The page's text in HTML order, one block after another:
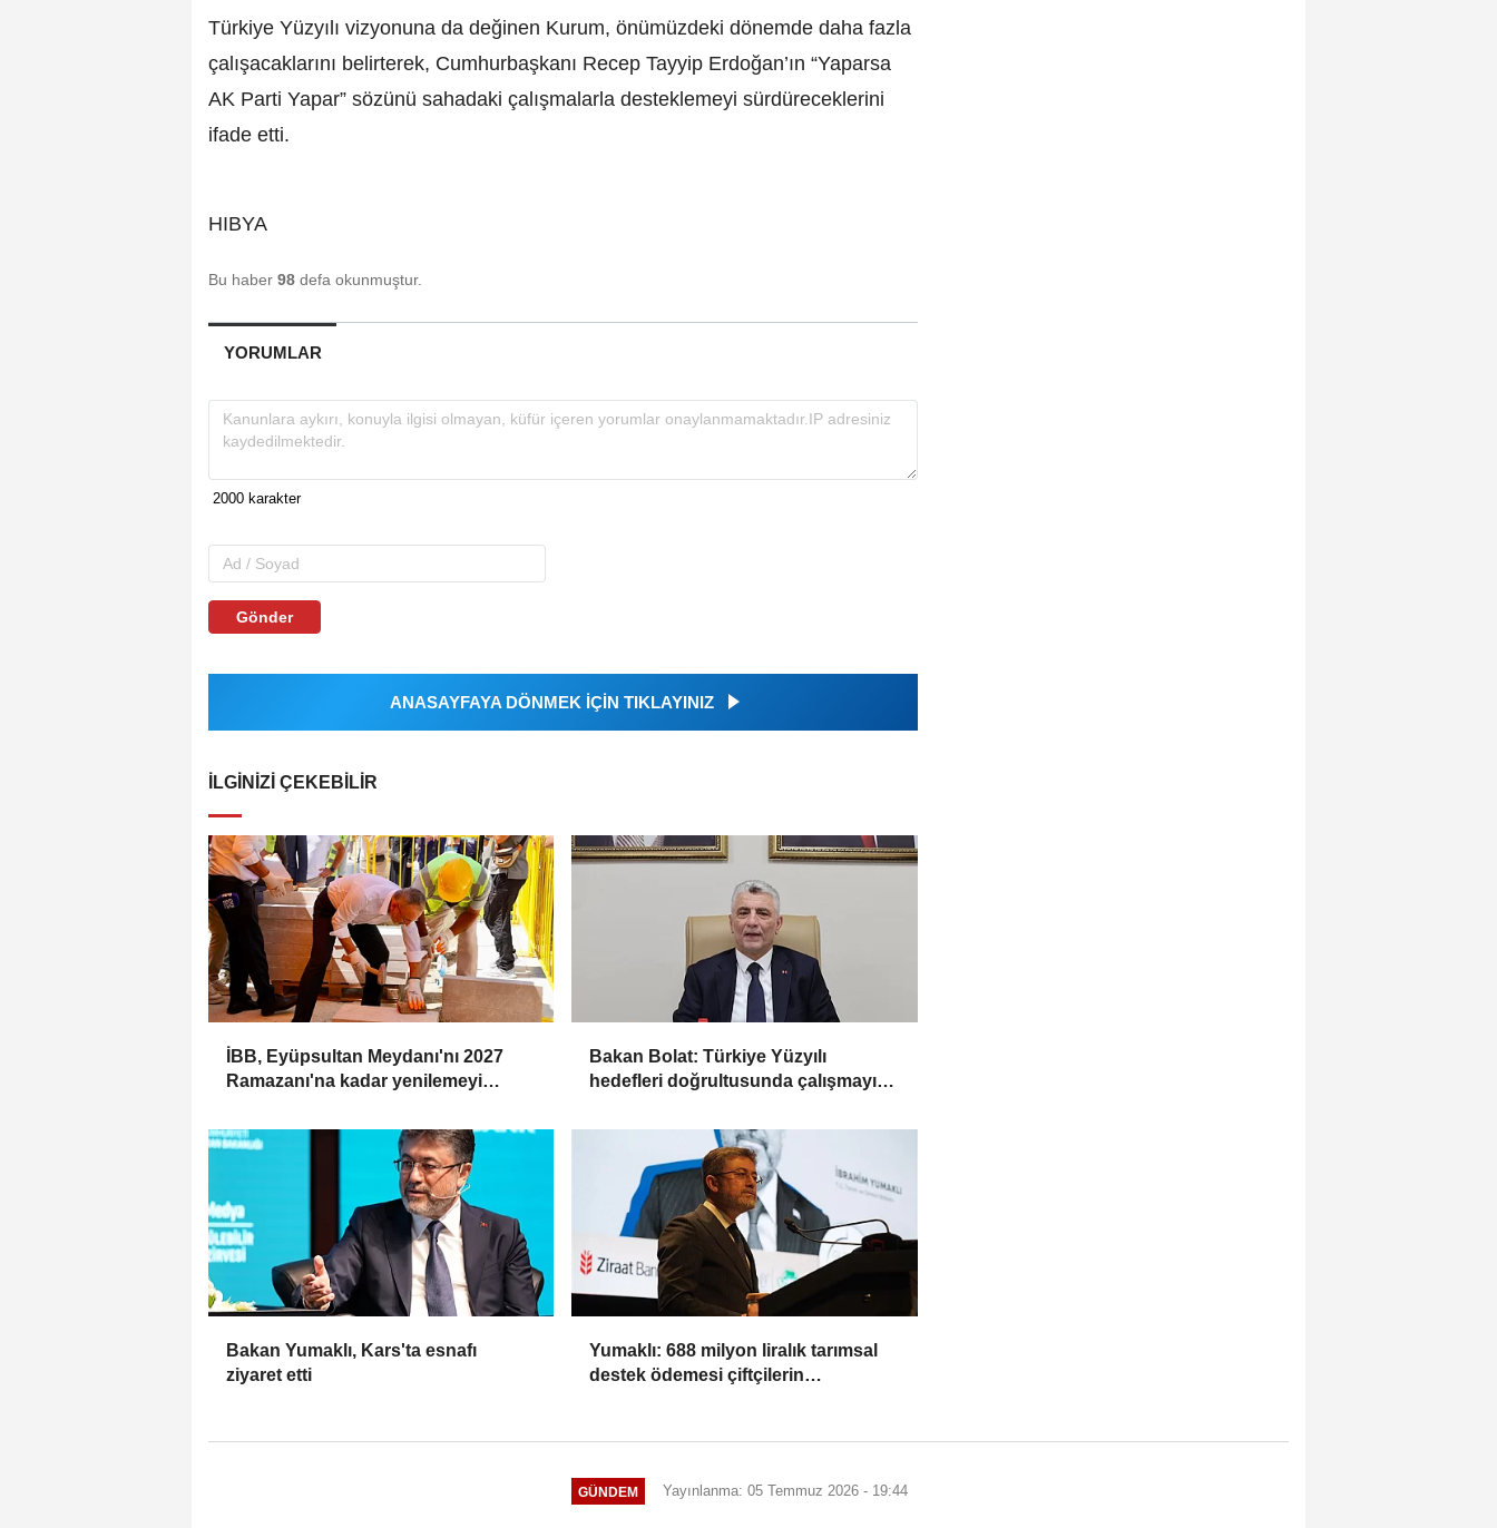
Türkiye Yüzyılı vizyonuna da değinen Kurum, önümüzdeki dönemde daha fazla
çalışacaklarını belirterek, Cumhurbaşkanı Recep Tayyip Erdoğan’ın “Yaparsa
AK Parti Yapar” sözünü sahadaki çalışmalarla desteklemeyi sürdüreceklerini
ifade etti.
HIBYA
Bu haber 98 defa okunmuştur.
YORUMLAR
Gönder
ANASAYFAYA DÖNMEK İÇİN TIKLAYINIZ
İLGINIZI ÇEKEBILIR
İBB, Eyüpsultan Meydanı'nı 2027
Ramazanı'na kadar yenilemeyi
Bakan Bolat: Türkiye Yüzyılı
hedefleri doğrultusunda çalışmayı
Bakan Yumaklı, Kars'ta esnafı
ziyaret etti
Yumaklı: 688 milyon liralık tarımsal
destek ödemesi çiftçilerin
GÜNDEM Yayınlanma: 05 Temmuz 2026 - 19:44